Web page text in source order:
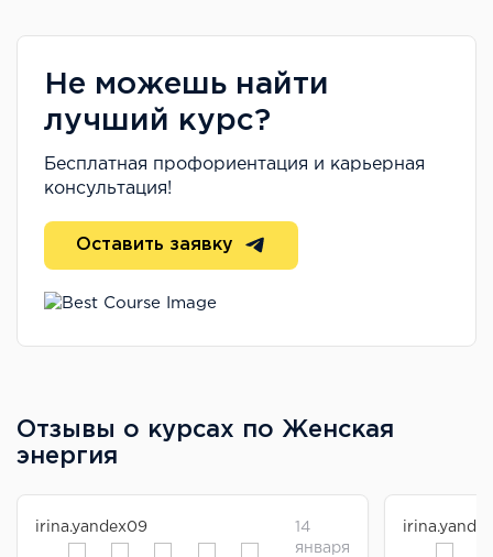
Не можешь найти
лучший курс?
Бесплатная профориентация и карьерная
консультация!
Оставить заявку
Отзывы о курсах по Женская
энергия
irina.yandex09
14
января